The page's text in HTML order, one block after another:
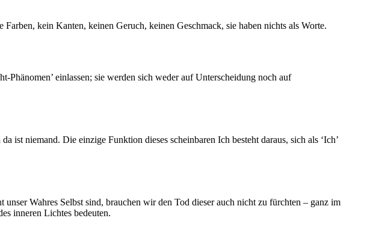
kein Kanten, keinen Geruch, keinen Geschmack, sie haben nichts als Worte.
Phänomen’ einlassen; sie werden sich weder auf Unterscheidung noch auf
ist niemand. Die einzige Funktion dieses scheinbaren Ich besteht daraus, sich als ‘Ich’
Wahres Selbst sind, brauchen wir den Tod dieser auch nicht zu fürchten – ganz im
inneren Lichtes bedeuten.